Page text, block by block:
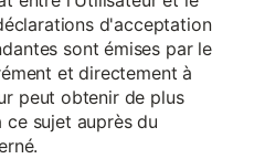
d'acceptation
sont émises par le
et directement à
peut obtenir de plus
sujet auprès du